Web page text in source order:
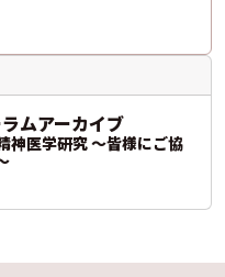
ムアーカイブ
神医学研究 ～皆様にご協